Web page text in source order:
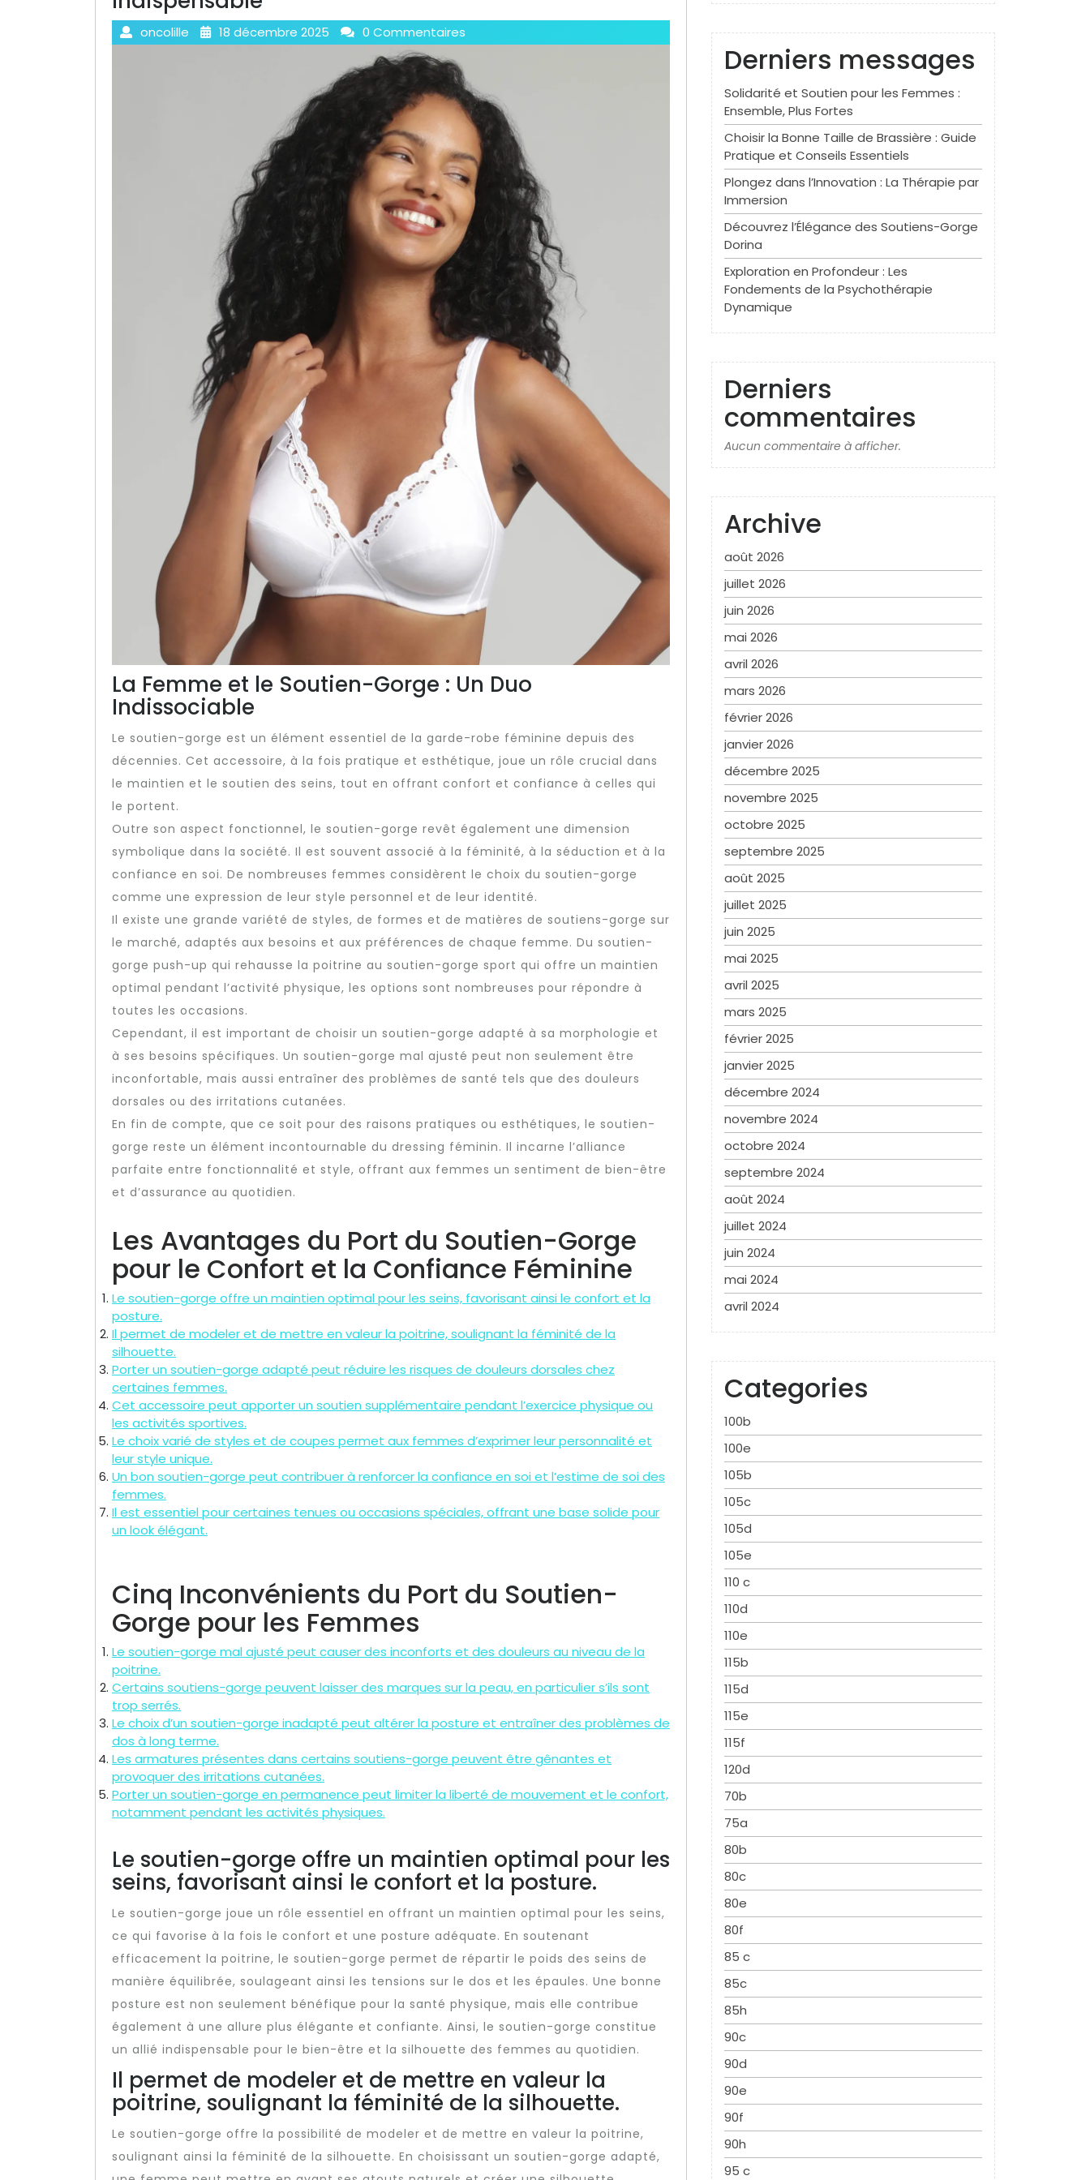
oncolille 18 décembre 2025 0 Commentaires
La Femme et le Soutien-Gorge : Un Duo
Indissociable
Le soutien-gorge est un élément essentiel de la garde-robe féminine depuis des
décennies. Cet accessoire, à la fois pratique et esthétique, joue un rôle crucial dans
le maintien et le soutien des seins, tout en offrant confort et confiance à celles qui
le portent.
Outre son aspect fonctionnel, le soutien-gorge revêt également une dimension
symbolique dans la société. Il est souvent associé à la féminité, à la séduction et à la
confiance en soi. De nombreuses femmes considèrent le choix du soutien-gorge
comme une expression de leur style personnel et de leur identité.
Il existe une grande variété de styles, de formes et de matières de soutiens-gorge sur
le marché, adaptés aux besoins et aux préférences de chaque femme. Du soutien-
gorge push-up qui rehausse la poitrine au soutien-gorge sport qui offre un maintien
optimal pendant l’activité physique, les options sont nombreuses pour répondre à
toutes les occasions.
Cependant, il est important de choisir un soutien-gorge adapté à sa morphologie et
à ses besoins spécifiques. Un soutien-gorge mal ajusté peut non seulement être
inconfortable, mais aussi entraîner des problèmes de santé tels que des douleurs
dorsales ou des irritations cutanées.
En fin de compte, que ce soit pour des raisons pratiques ou esthétiques, le soutien-
gorge reste un élément incontournable du dressing féminin. Il incarne l’alliance
parfaite entre fonctionnalité et style, offrant aux femmes un sentiment de bien-être
et d’assurance au quotidien.
Les Avantages du Port du Soutien-Gorge
pour le Confort et la Confiance Féminine
Le soutien-gorge offre un maintien optimal pour les seins, favorisant ainsi le confort et la
posture.
Il permet de modeler et de mettre en valeur la poitrine, soulignant la féminité de la
silhouette.
Porter un soutien-gorge adapté peut réduire les risques de douleurs dorsales chez
certaines femmes.
Cet accessoire peut apporter un soutien supplémentaire pendant l’exercice physique ou
les activités sportives.
Le choix varié de styles et de coupes permet aux femmes d’exprimer leur personnalité et
leur style unique.
Un bon soutien-gorge peut contribuer à renforcer la confiance en soi et l’estime de soi des
femmes.
Il est essentiel pour certaines tenues ou occasions spéciales, offrant une base solide pour
un look élégant.
Cinq Inconvénients du Port du Soutien-
Gorge pour les Femmes
Le soutien-gorge mal ajusté peut causer des inconforts et des douleurs au niveau de la
poitrine.
Certains soutiens-gorge peuvent laisser des marques sur la peau, en particulier s’ils sont
trop serrés.
Le choix d’un soutien-gorge inadapté peut altérer la posture et entraîner des problèmes de
dos à long terme.
Les armatures présentes dans certains soutiens-gorge peuvent être gênantes et
provoquer des irritations cutanées.
Porter un soutien-gorge en permanence peut limiter la liberté de mouvement et le confort,
notamment pendant les activités physiques.
Le soutien-gorge offre un maintien optimal pour les
seins, favorisant ainsi le confort et la posture.
Le soutien-gorge joue un rôle essentiel en offrant un maintien optimal pour les seins,
ce qui favorise à la fois le confort et une posture adéquate. En soutenant
efficacement la poitrine, le soutien-gorge permet de répartir le poids des seins de
manière équilibrée, soulageant ainsi les tensions sur le dos et les épaules. Une bonne
posture est non seulement bénéfique pour la santé physique, mais elle contribue
également à une allure plus élégante et confiante. Ainsi, le soutien-gorge constitue
un allié indispensable pour le bien-être et la silhouette des femmes au quotidien.
Il permet de modeler et de mettre en valeur la
poitrine, soulignant la féminité de la silhouette.
Le soutien-gorge offre la possibilité de modeler et de mettre en valeur la poitrine,
soulignant ainsi la féminité de la silhouette. En choisissant un soutien-gorge adapté,
Derniers messages
Solidarité et Soutien pour les Femmes :
Ensemble, Plus Fortes
Choisir la Bonne Taille de Brassière : Guide
Pratique et Conseils Essentiels
Plongez dans l’Innovation : La Thérapie par
Immersion
Découvrez l’Élégance des Soutiens-Gorge
Dorina
Exploration en Profondeur : Les
Fondements de la Psychothérapie
Dynamique
Derniers
commentaires
Aucun commentaire à afficher.
Archive
août 2026
juillet 2026
juin 2026
mai 2026
avril 2026
mars 2026
février 2026
janvier 2026
décembre 2025
novembre 2025
octobre 2025
septembre 2025
août 2025
juillet 2025
juin 2025
mai 2025
avril 2025
mars 2025
février 2025
janvier 2025
décembre 2024
novembre 2024
octobre 2024
septembre 2024
août 2024
juillet 2024
juin 2024
mai 2024
avril 2024
Categories
100b
100e
105b
105c
105d
105e
110 c
110d
110e
115b
115d
115e
115f
120d
70b
75a
80b
80c
80e
80f
85 c
85c
85h
90c
90d
90e
90f
90h
95 c